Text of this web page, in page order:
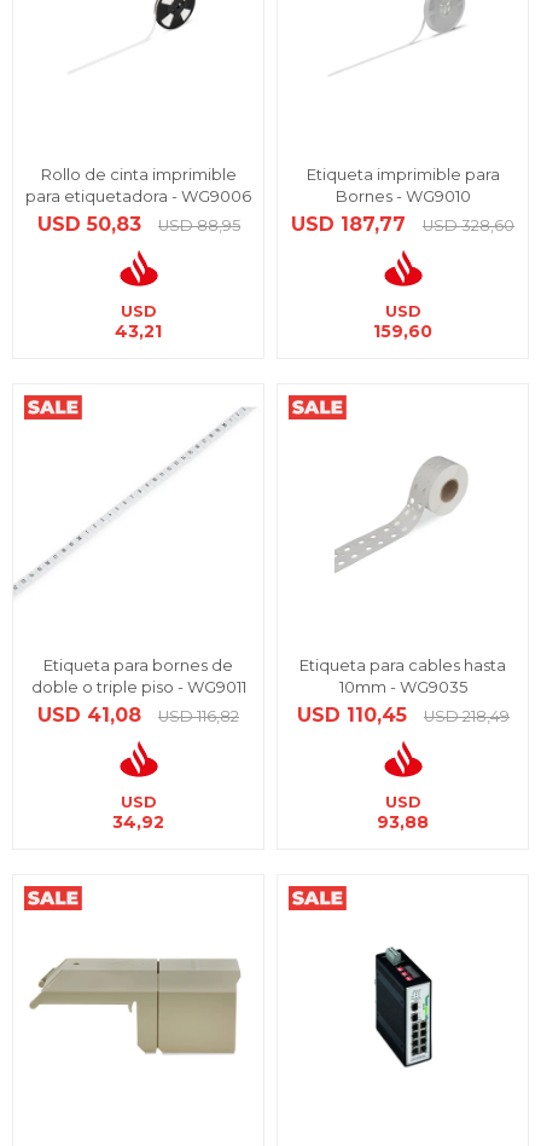
Rollo de cinta imprimible
para etiquetadora - WG9006
USD 50,83 USD 88,95
USD
43,21
Etiqueta imprimible para
Bornes - WG9010
USD 187,77 USD 328,60
USD
159,60
Etiqueta para bornes de
doble o triple piso - WG9011
USD 41,08 USD 116,82
USD
34,92
Etiqueta para cables hasta
10mm - WG9035
USD 110,45 USD 218,49
USD
93,88